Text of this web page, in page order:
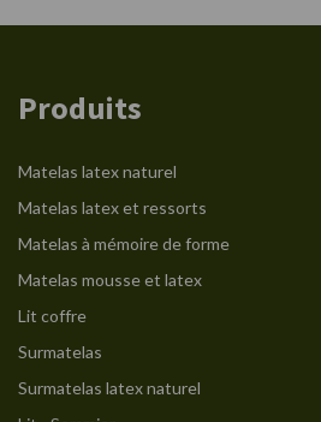
Produits
Matelas latex naturel
Matelas latex et ressorts
Matelas à mémoire de forme
Matelas mousse et latex
Lit coffre
Surmatelas
Surmatelas latex naturel